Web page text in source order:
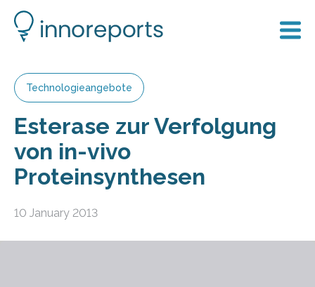
Technologieangebote
Esterase zur Verfolgung
von in-vivo
Proteinsynthesen
10 January 2013